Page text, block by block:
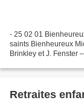
- 25 02 01
saints Bienheureux
Brinkley et J. Fenster
Retraites